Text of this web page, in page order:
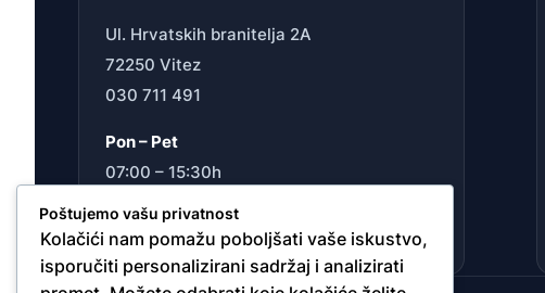
Ul. Hrvatskih branitelja 2A
72250 Vitez
030 711 491
Pon – Pet
07:00 – 15:30h
Ne radimo
Poštujemo vašu privatnost
Kolačići nam pomažu poboljšati vaše iskustvo,
isporučiti personalizirani sadržaj i analizirati